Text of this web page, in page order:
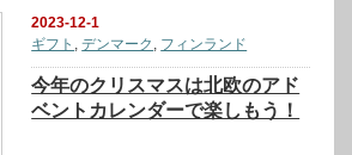
2023-12-1
ギフト ,デンマーク , フィンランド
今年のクリスマスは北欧のアド
ベントカレンダーで楽しもう！